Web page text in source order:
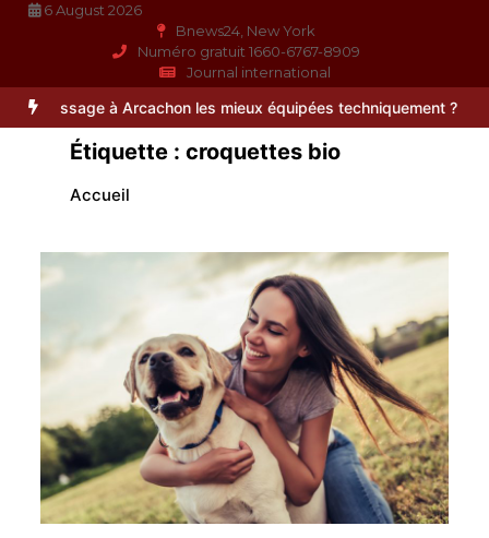
6 August 2026
Bnews24, New York
Numéro gratuit 1660-6767-8909
Journal international
les mieux équipées techniquement ? Paysagiste à
Étiquette : croquettes bio
Accueil
Massage à Arcachon les mieux
équipées techniquement ?
15 minutes
Les meilleures applis mobiles pour
réussir vos road trips à moto
0 10 minutes